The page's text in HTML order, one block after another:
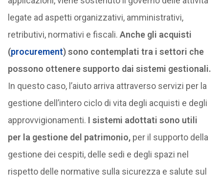
legate ad aspetti organizzativi, amministrativi,
retributivi, normativi e fiscali. Anche gli acquisti
(procurement) sono contemplati tra i settori che
possono ottenere supporto dai sistemi gestionali.
In questo caso, l’aiuto arriva attraverso servizi per la
gestione dell’intero ciclo di vita degli acquisti e degli
approvvigionamenti. I sistemi adottati sono utili
per la gestione del patrimonio, per il supporto della
gestione dei cespiti, delle sedi e degli spazi nel
rispetto delle normative sulla sicurezza e salute sul